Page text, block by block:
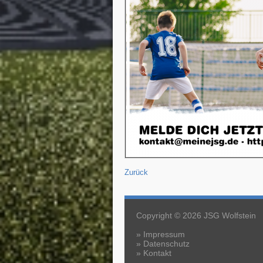
Zurück
Copyright © 2026 JSG Wolfstein
» Impressum
» Datenschutz
» Kontakt